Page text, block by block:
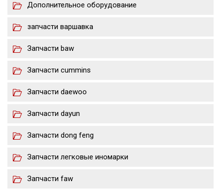
Дополнительное оборудование
запчасти варшавка
Запчасти baw
Запчасти cummins
Запчасти daewoo
Запчасти dayun
Запчасти dong feng
Запчасти легковые иномарки
Запчасти faw